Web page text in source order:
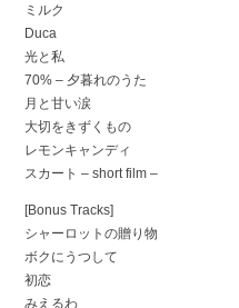
ミルク
Duca
光と私
70% – 夕暮れのうた
月と甘い涙
大切をきずくもの
レモンキャンディ
スカート – short film –
[Bonus Tracks]
シャーロットの贈り物
ボクにうつして
初恋
みえるわ